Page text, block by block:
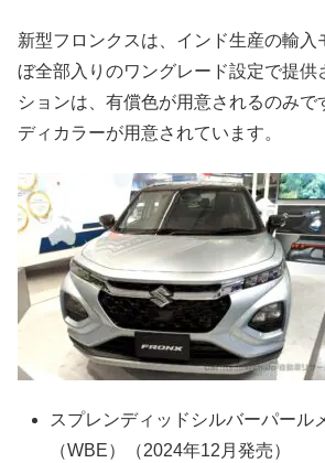
新型フロンクスは、インド生産の輸入
ぼ全部入りのワングレード設定で提供
ションは、有償色が用意されるのみで
ディカラーが用意されています。
スプレンディッドシルバーパール
（WBE）（2024年12月発売）